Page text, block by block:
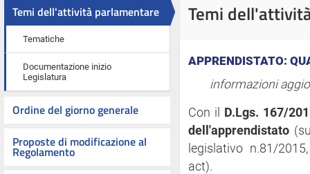
Temi dell'attività parlamentare
Tematiche
Documentazione inizio
Legislatura
Ordine del giorno generale
Proposte di modificazione al
Regolamento
Temi
APPRENDISTATO:
informazioni
Con il
D.Lgs. 167/
dell'apprendistato
legislativo n.81/
act).